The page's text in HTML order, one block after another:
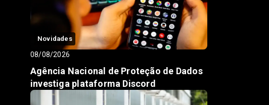
Novidades
08/08/2026
Agência Nacional de Proteção de Dados
investiga plataforma Discord